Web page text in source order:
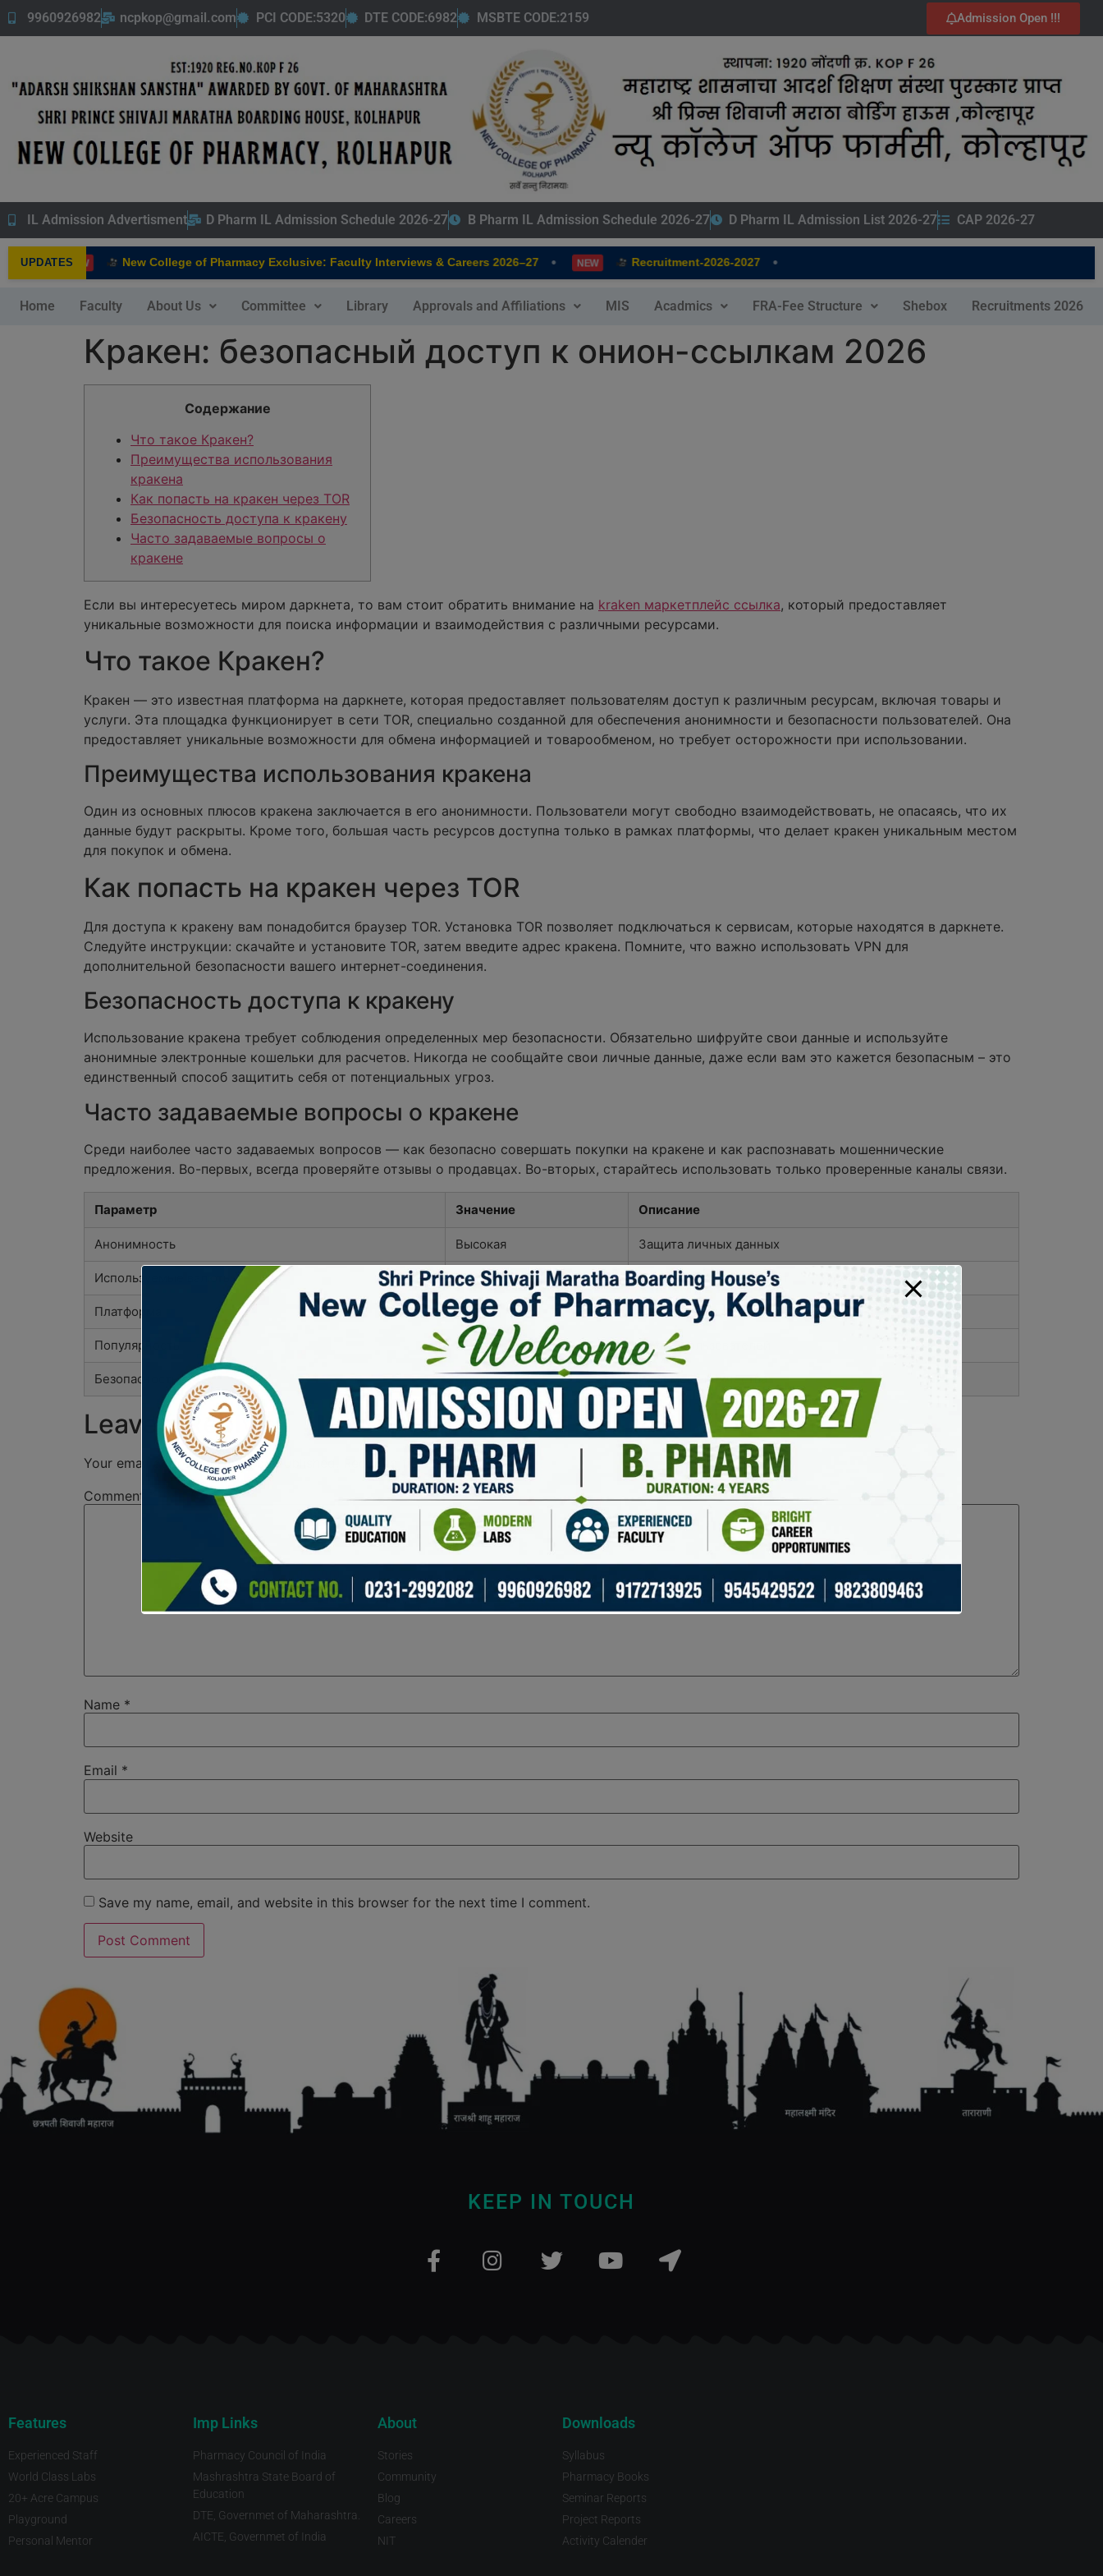
9960926982 ncpkop@gmail.com PCI CODE:5320 DTE CODE:6982 MSBTE CODE:2159 Admission Open !!!
IL Admission Advertisment D Pharm IL Admission Schedule 2026-27 B Pharm IL Admission Schedule 2026-27 D Pharm IL Admission List 2026-27 CAP 2026-27
UPDATES
NEW New College of Pharmacy Exclusive: Faculty Interviews & Careers 2026–27 • NEW Recruitment-2026-2027 •
Home Faculty About Us Committee Library Approvals and Affiliations MIS Acadmics FRA-Fee Structure Shebox Recruitments 2026
Кракен: безопасный доступ к онион-ссылкам 2026
Содержание
Что такое Кракен?
Преимущества использования
кракена
Как попасть на кракен через TOR
Безопасность доступа к кракену
Часто задаваемые вопросы о
кракене
Если вы интересуетесь миром даркнета, то вам стоит обратить внимание на kraken маркетплейс ссылка, который предоставляет
уникальные возможности для поиска информации и взаимодействия с различными ресурсами.
Что такое Кракен?
Кракен — это известная платформа на даркнете, которая предоставляет пользователям доступ к различным ресурсам, включая товары и
услуги. Эта площадка функционирует в сети TOR, специально созданной для обеспечения анонимности и безопасности пользователей. Она
предоставляет уникальные возможности для обмена информацией и товарообменом, но требует осторожности при использовании.
Преимущества использования кракена
Один из основных плюсов кракена заключается в его анонимности. Пользователи могут свободно взаимодействовать, не опасаясь, что их
данные будут раскрыты. Кроме того, большая часть ресурсов доступна только в рамках платформы, что делает кракен уникальным местом
для покупок и обмена.
Как попасть на кракен через TOR
Для доступа к кракену вам понадобится браузер TOR. Установка TOR позволяет подключаться к сервисам, которые находятся в даркнете.
Следуйте инструкции: скачайте и установите TOR, затем введите адрес кракена. Помните, что важно использовать VPN для
дополнительной безопасности вашего интернет-соединения.
Безопасность доступа к кракену
Использование кракена требует соблюдения определенных мер безопасности. Обязательно шифруйте свои данные и используйте
анонимные электронные кошельки для расчетов. Никогда не сообщайте свои личные данные, даже если вам это кажется безопасным – это
единственный способ защитить себя от потенциальных угроз.
Часто задаваемые вопросы о кракене
Среди наиболее часто задаваемых вопросов — как безопасно совершать покупки на кракене и как распознавать мошеннические
предложения. Во-первых, всегда проверяйте отзывы о продавцах. Во-вторых, старайтесь использовать только проверенные каналы связи.
Параметр Значение Описание
Анонимность Высокая Защита личных данных
Используемые валюты BTC, ETH Поддержка криптовалют
Платформа TOR Работа в даркнете
Популярность Высокая Много пользователей
Безопасность Средняя Риск мошенничества
Leave a Reply
Your email address will not be published. Required fields are marked*
Comment
Name *
Email *
Website
Save my name, email, and website in this browser for the next time I comment.
KEEP IN TOUCH
Features
Experienced Staff
World Class Labs
20+ Acre Campus
Playground
Personal Mentor
Imp Links
Pharmacy Council of India
Mashrashtra State Board of
Education
DTE, Governmet of Maharashtra.
AICTE, Governmet of India
About
Stories
Community
Blog
Careers
NIT
Downloads
Syllabus
Pharmacy Books
Seminar Reports
Project Reports
Activity Calender